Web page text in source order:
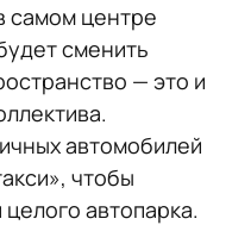
самом центре
сменить
— это и
автомобилей
чтобы
автопарка.